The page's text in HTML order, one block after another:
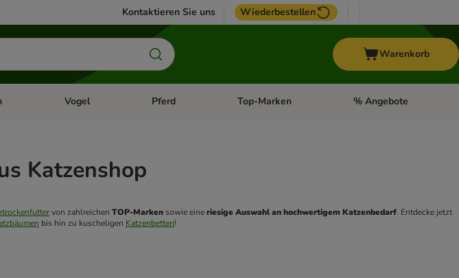
Kontaktieren Sie uns Wiederbestellen
Warenkorb
& Zubehör
Menü öffnen: KleintierKategorie-Menü öffnen: Fisch
Vogel Kategorie-Menü öffnen: Vogel
Pferd Kategorie-Menü öffnen: Pferd
Top-Marken Kategorie-Menü öffnen:
% Angebote
Katzenshop
von zahlreichen TOP-Marken sowie eine riesige Auswahl an hochwertigem Katzenbedarf. Entdecke jetzt
bis hin zu kuscheligen Katzenbetten!